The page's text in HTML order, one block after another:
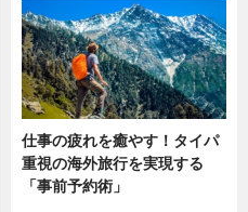
仕事の疲れを癒やす！タイパ
重視の海外旅行を実現する
「事前予約術」